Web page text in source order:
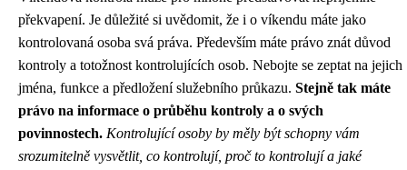
překvapení. Je důležité si uvědomit, že i o víkendu máte jako
kontrolovaná osoba svá práva. Především máte právo znát důvod
kontroly a totožnost kontrolujících osob. Nebojte se zeptat na jejich
jména, funkce a předložení služebního průkazu. Stejně tak máte
právo na informace o průběhu kontroly a o svých
povinnostech. Kontrolující osoby by měly být schopny vám
srozumitelně vysvětlit, co kontrolují, proč to kontrolují a jaké